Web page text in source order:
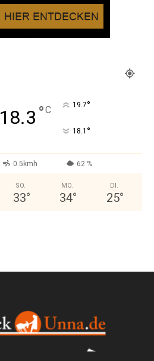
18.3 °C 19.7°
18.1 °
0.5kmh 62 %
SO.
33°
MO.
34°
DI.
25°